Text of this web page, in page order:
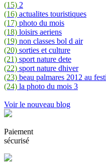
(15) 2
(16) actualites touristiques
(17) photo du mois
(18) loisirs aeriens
(19) non classes bol d air
(20) sorties et culture
(21) sport nature dete
(22) sport nature dhiver
(23) beau palmares 2012 au
(24) la photo du mois 3
Voir le nouveau blog
Paiement
sécurisé